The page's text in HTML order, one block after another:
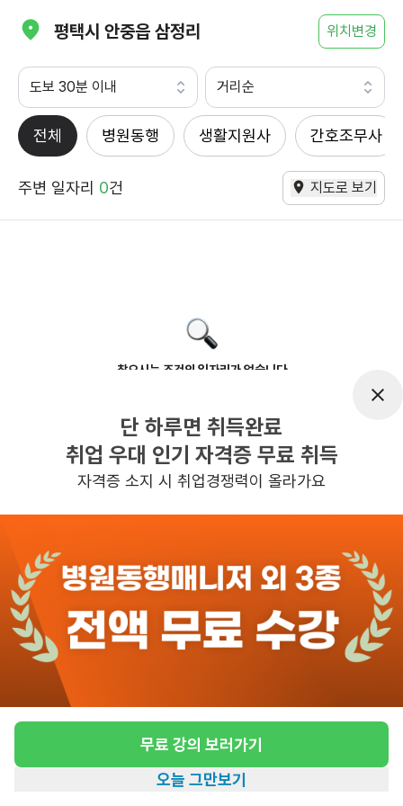
평택시 안중읍 삼정리 위치변경
도보 30분 이내 거리순
전체 병원동행 생활지원사 간호조무사
주변 일자리 0건 지도로 보기
찾으시는 조건의 일자리가 없습니다
반경 3KM 이내의 일자리 확인하기
단 하루면 취득완료
취업 우대 인기 자격증 무료 취득
자격증 소지 시 취업경쟁력이 올라가요
무료 강의 보러가기
오늘 그만보기